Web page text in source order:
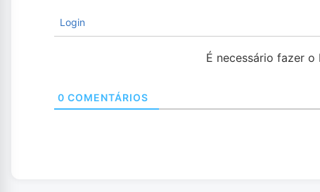
Login
É necessário fazer
0 COMENTÁRIOS